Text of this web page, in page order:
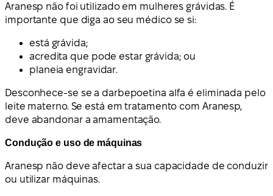
Aranesp não foi utilizado em mulheres grávidas. É
importante que diga ao seu médico se si:
está grávida;
acredita que pode estar grávida; ou
planeia engravidar.
Desconhece-se se a darbepoetina alfa é eliminada pelo
leite materno. Se está em tratamento com Aranesp,
deve abandonar a amamentação.
Condução e uso de máquinas
Aranesp não deve afectar a sua capacidade de conduzir
ou utilizar máquinas.